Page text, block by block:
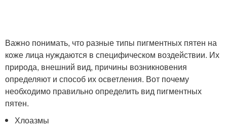
Важно понимать, что разные типы пигментных пятен на
коже лица нуждаются в специфическом воздействии. Их
природа, внешний вид, причины возникновения
определяют и способ их осветления. Вот почему
необходимо правильно определить вид пигментных
пятен.
Хлоазмы